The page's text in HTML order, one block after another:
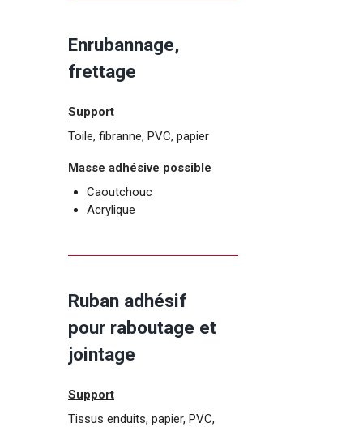
Enrubannage,
frettage
Support
Toile, fibranne, PVC, papier
Masse adhésive possible
Caoutchouc
Acrylique
Ruban adhésif
pour raboutage et
jointage
Support
Tissus enduits, papier, PVC,